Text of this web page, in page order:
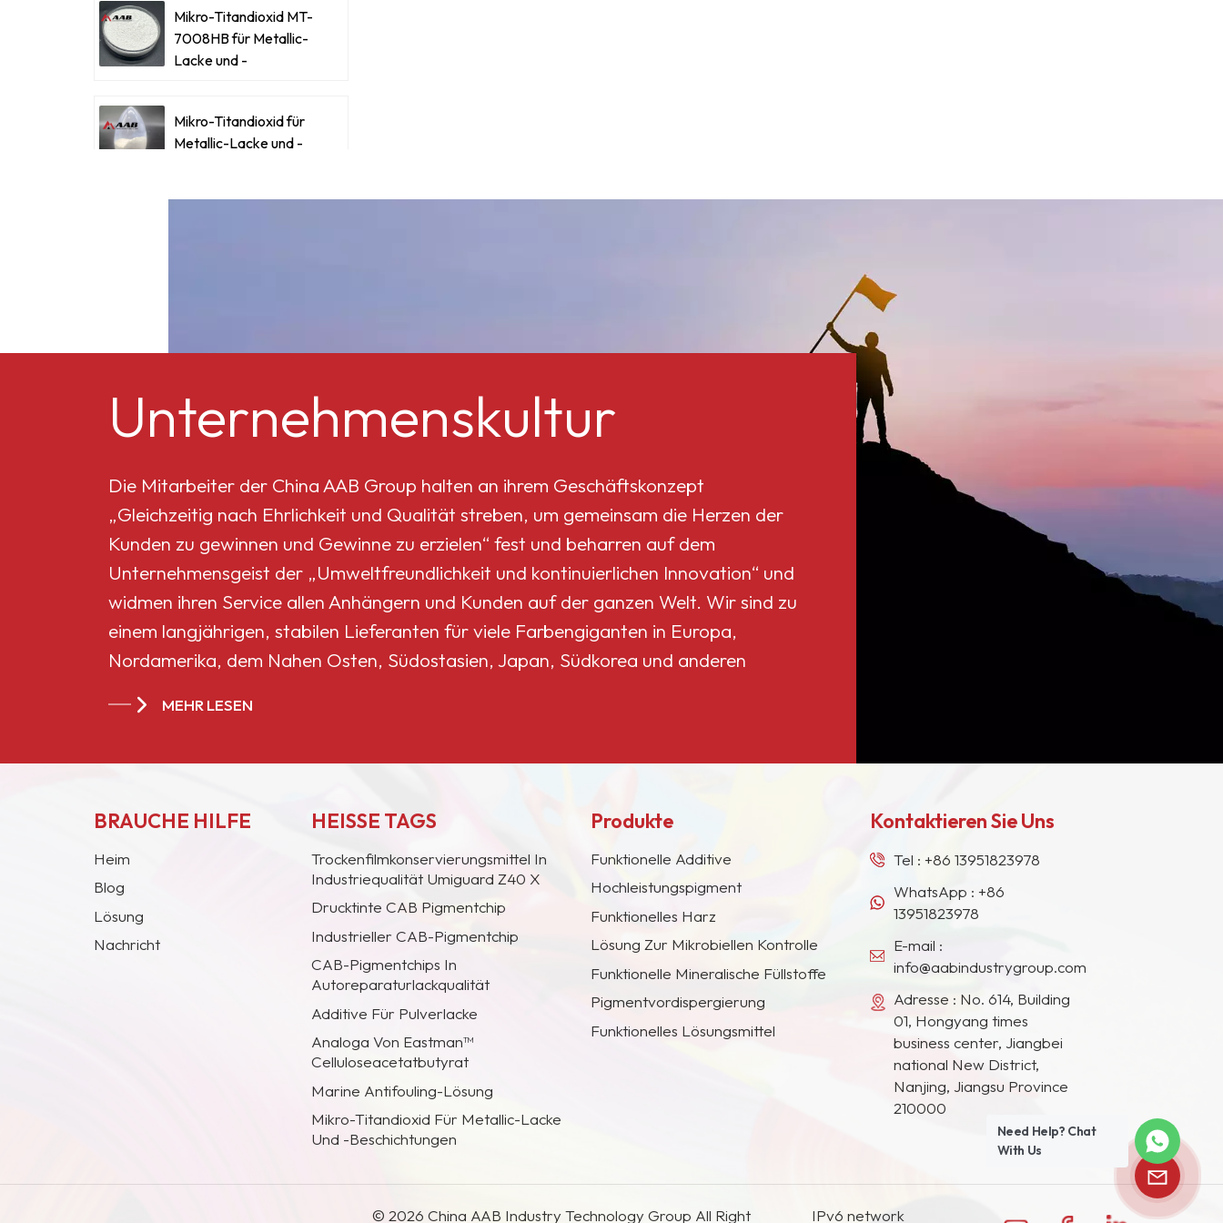
Mikro-Titandioxid MT-
7008HB für Metallic-
Lacke und -
Mikro-Titandioxid für
Metallic-Lacke und -
Mikro-Titandioxid MT-
Celluloseacetatbutyrat
551-0,01
China
Celluloseacetatbutyrat
CAB-381-20
Unternehmenskultur
Die Mitarbeiter der China AAB Group halten an ihrem Geschäftskonzept
„Gleichzeitig nach Ehrlichkeit und Qualität streben, um gemeinsam die Herzen der
Kunden zu gewinnen und Gewinne zu erzielen“ fest und beharren auf dem
Unternehmensgeist der „Umweltfreundlichkeit und kontinuierlichen Innovation“ und
widmen ihren Service allen Anhängern und Kunden auf der ganzen Welt. Wir sind zu
einem langjährigen, stabilen Lieferanten für viele Farbengiganten in Europa,
Nordamerika, dem Nahen Osten, Südostasien, Japan, Südkorea und anderen
MEHR LESEN
BRAUCHE HILFE
Heim
Blog
Lösung
Nachricht
HEISSE TAGS
Trockenfilmkonservierungsmittel In
Industriequalität Umiguard Z40 X
Drucktinte CAB Pigmentchip
Industrieller CAB-Pigmentchip
CAB-Pigmentchips In
Autoreparaturlackqualität
Additive Für Pulverlacke
Analoga Von Eastman™
Celluloseacetatbutyrat
Marine Antifouling-Lösung
Mikro-Titandioxid Für Metallic-Lacke
Und -Beschichtungen
Produkte
Funktionelle Additive
Hochleistungspigment
Funktionelles Harz
Lösung Zur Mikrobiellen Kontrolle
Funktionelle Mineralische Füllstoffe
Pigmentvordispergierung
Funktionelles Lösungsmittel
Kontaktieren Sie Uns
Tel :+86 13951823978
WhatsApp :+86
13951823978
E-mail :
info@aabindustrygroup.com
Adresse : No. 614, Building
01, Hongyang times
business center, Jiangbei
national New District,
Nanjing, Jiangsu Province
210000
© 2026 China AAB Industry Technology Group All Right IPv6 network
Need Help? Chat
With Us